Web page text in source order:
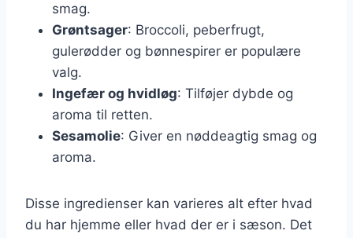
smag.
Grøntsager: Broccoli, peberfrugt,
gulerødder og bønnespirer er populære
valg.
Ingefær og hvidløg: Tilføjer dybde og
aroma til retten.
Sesamolie: Giver en nøddeagtig smag og
aroma.
Disse ingredienser kan varieres alt efter hvad
du har hjemme eller hvad der er i sæson. Det